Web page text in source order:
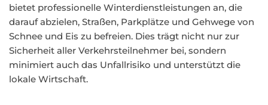
bietet professionelle Winterdienstleistungen an, die
darauf abzielen, Straßen, Parkplätze und Gehwege von
Schnee und Eis zu befreien. Dies trägt nicht nur zur
Sicherheit aller Verkehrsteilnehmer bei, sondern
minimiert auch das Unfallrisiko und unterstützt die
lokale Wirtschaft.